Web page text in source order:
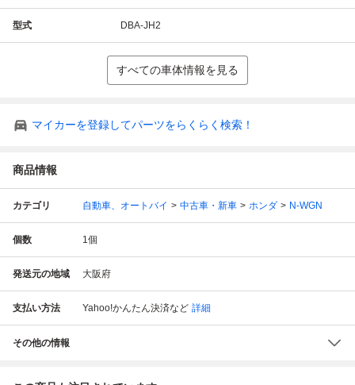
型式 DBA-JH2
すべての車体情報を見る
マイカーを登録してパーツをらくらく検索！
商品情報
カテゴリ 自動車、オートバイ 中古車・新車 ホンダ N-WGN
個数 1個
発送元の地域 大阪府
支払い方法 Yahoo!かんたん決済など 詳細
その他の情報